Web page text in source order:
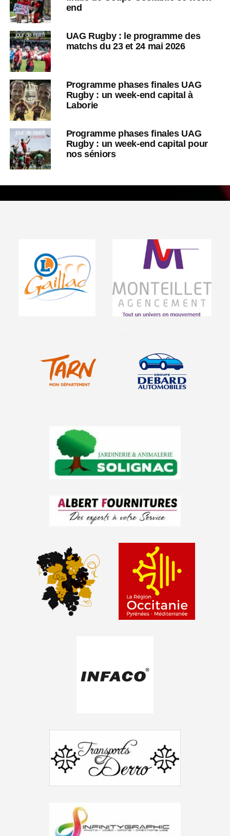
end
UAG Rugby : le programme des
matchs du 23 et 24 mai 2026
Programme phases finales UAG
Rugby : un week-end capital à
Laborie
Programme phases finales UAG
Rugby : un week-end capital pour
nos séniors